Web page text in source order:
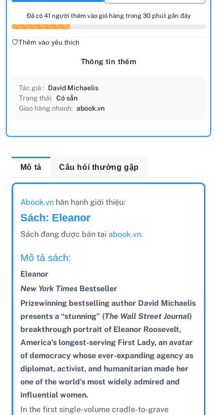
Đã có 41 người thêm vào giỏ hàng trong 30 phút gần đây
Thêm vào yêu thích
Thông tin thêm
Tác giả : David Michaelis
Trạng thái: Có sẵn
Giao hàng nhanh: abook.vn
Mô tả Câu hỏi thường gặp
Abook.vnhân hạnh giới thiệu:
Sách: Eleanor
Sách đang được bán tại abook.vn.
Mô tả sách:
Eleanor
New York TimesBestseller
Prizewinning bestselling author David Michaelis
presents a “stunning” (The Wall Street Journal)
breakthrough portrait of Eleanor Roosevelt,
America’s longest-serving First Lady, an avatar
of democracy whose ever-expanding agency as
diplomat, activist, and humanitarian made her
one of the world’s most widely admired and
influential women.
In the first single-volume cradle-to-grave